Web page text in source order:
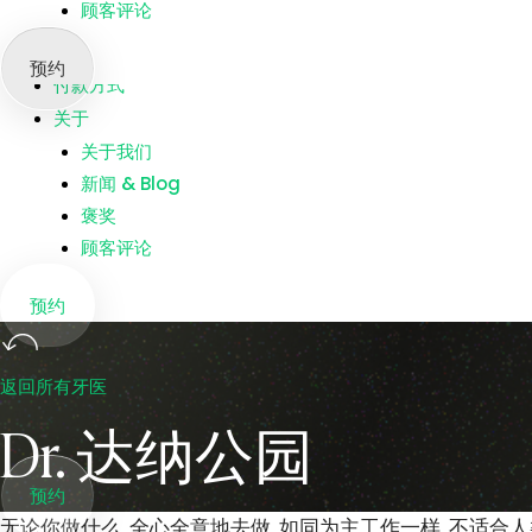
我们的诊所
牙医名录
付款方式
关于
关于我们
新闻 & Blog
褒奖
顾客评论
预约
顾客评论
预约
返回所有牙医
Dr. 达纳公园
预约
无论你做什么, 全心全意地去做, 如同为主工作一样, 不适合